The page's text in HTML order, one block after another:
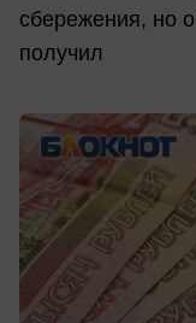
сбережения, но
получил